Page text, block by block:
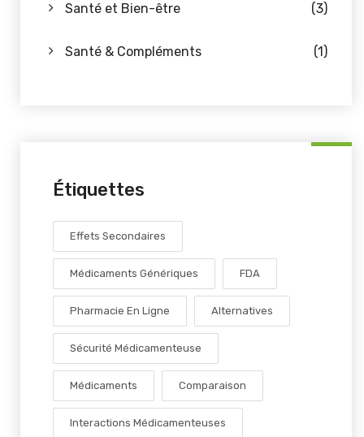
Santé et Bien-être (3)
Santé & Compléments (1)
Étiquettes
Effets Secondaires
Médicaments Génériques FDA
Pharmacie En Ligne Alternatives
Sécurité Médicamenteuse
Médicaments Comparaison
Interactions Médicamenteuses